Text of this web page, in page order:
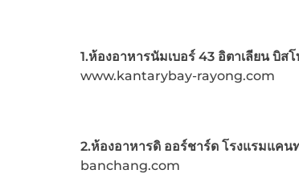
1.ห้องอาหารนัมเบอร์ 43 อิตาเลียน บิส
www.kantarybay-rayong.com
2.ห้องอาหารดิ ออร์ชาร์ด โรงแรมแคน
banchang.com